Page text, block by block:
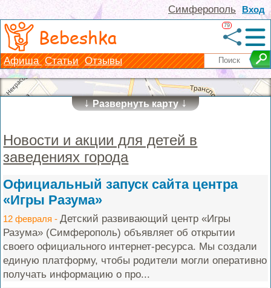
Вход
Симферополь
Bebeshka 79
Афиша Статьи Отзывы
↓Развернуть карту↓
Новости и акции для детей в
заведениях города
Официальный запуск сайта центра
«Игры Разума»
12 февраля -Детский развивающий центр «Игры
Разума» (Симферополь) объявляет об открытии
своего официального интернет-ресурса. Мы создали
единую платформу, чтобы родители могли оперативно
получать информацию о про...